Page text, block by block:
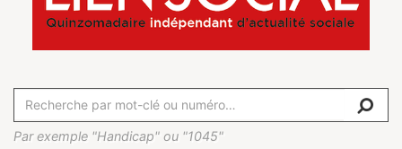
Par exemple "Handicap" ou "1045"